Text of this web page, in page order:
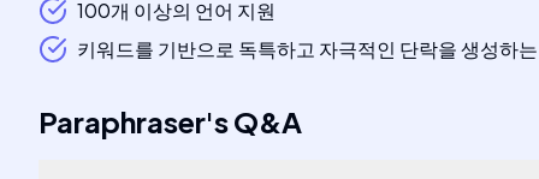
100개 이상의 언어 지원
키워드를 기반으로 독특하고 자극적인 단락을 생성하
Paraphraser'sQ&A